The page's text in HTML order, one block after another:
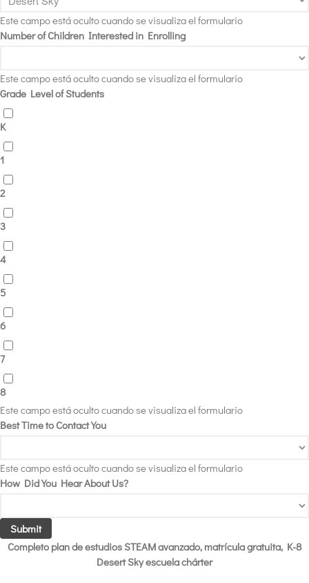
Este campo está oculto cuando se visualiza el formulario
Number of Children Interested in Enrolling
Este campo está oculto cuando se visualiza el formulario
Grade Level of Students
K
1
2
3
4
5
6
7
8
Este campo está oculto cuando se visualiza el formulario
Best Time to Contact You
Este campo está oculto cuando se visualiza el formulario
How Did You Hear About Us?
Submit
Completo plan de estudios STEAM avanzado, matrícula gratuita, K-8
Desert Sky escuela chárter